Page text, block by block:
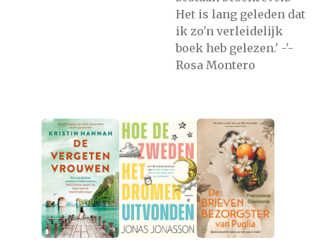
Het is lang geleden dat
ik zo'n verleidelijk
boek heb gelezen.' -'-
Rosa Montero